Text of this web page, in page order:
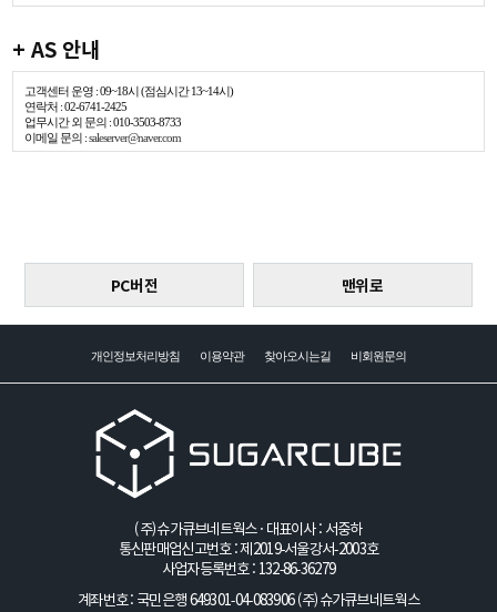
+ AS 안내
고객센터 운영 : 09~18시 (점심시간 13~14시)
연락처 : 02-6741-2425
업무시간 외 문의 : 010-3503-8733
이메일 문의 :saleserver@naver.com
PC버전 맨위로
개인정보처리방침 이용약관 찾아오시는길 비회원문의
(주)슈가큐브네트웍스 · 대표이사 : 서중하
통신판매업신고번호 : 제2019-서울강서-2003호
사업자등록번호 : 132-86-36279
계좌번호 : 국민은행 649301-04-083906 (주)슈가큐브네트웍스